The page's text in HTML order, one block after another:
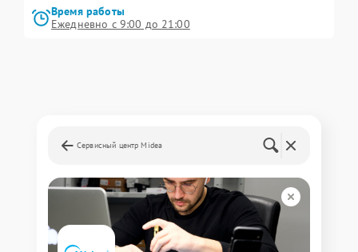
Время работы
Ежедневно с 9:00 до 21:00
Сервисный центр Midea